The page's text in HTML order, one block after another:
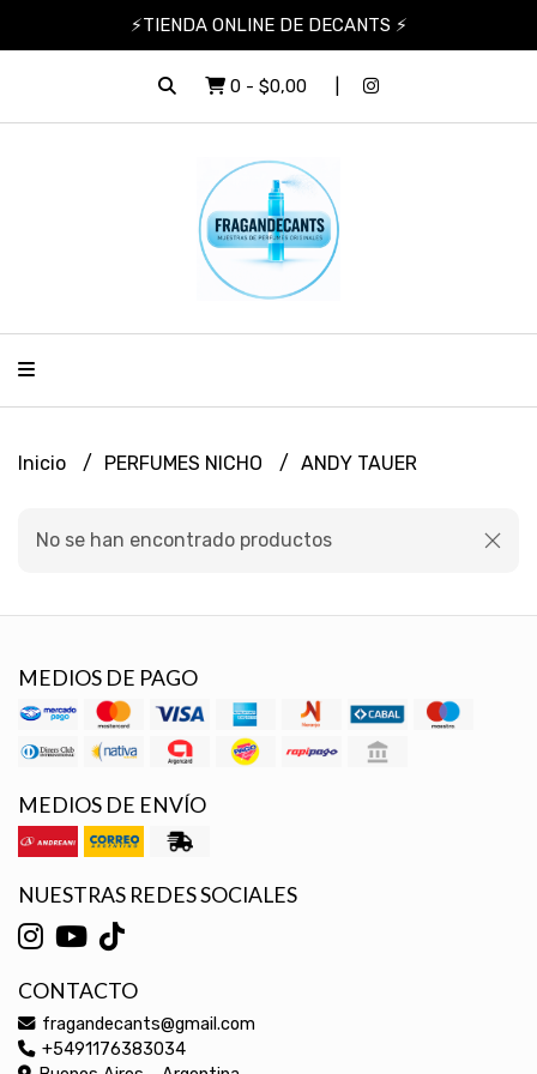
⚡TIENDA ONLINE DE DECANTS ⚡
0 - $0,00
Inicio PERFUMES NICHO ANDY TAUER
No se han encontrado productos
MEDIOS DE PAGO
MEDIOS DE ENVÍO
NUESTRAS REDES SOCIALES
CONTACTO
fragandecants@gmail.com
+5491176383034